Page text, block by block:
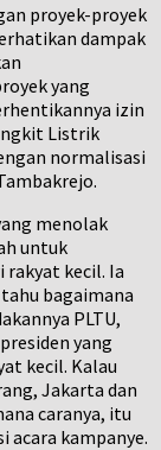
proyek-proyek
dampak
yang
izin
Listrik
normalisasi
menolak
untuk
rakyat kecil. Ia
bagaimana
PLTU,
yang
kecil. Kalau
Jakarta dan
caranya, itu
acara kampanye.